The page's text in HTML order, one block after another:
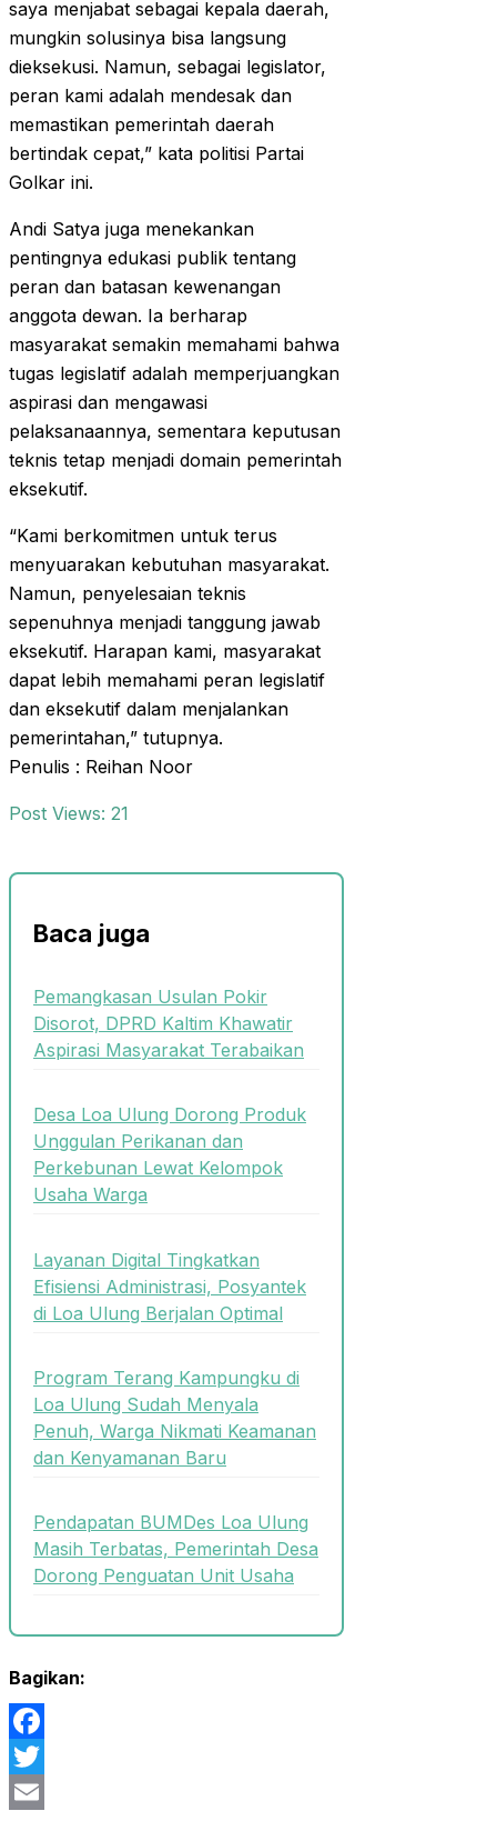
saya menjabat sebagai kepala daerah,
mungkin solusinya bisa langsung
dieksekusi. Namun, sebagai legislator,
peran kami adalah mendesak dan
memastikan pemerintah daerah
bertindak cepat,” kata politisi Partai
Golkar ini.
Andi Satya juga menekankan
pentingnya edukasi publik tentang
peran dan batasan kewenangan
anggota dewan. Ia berharap
masyarakat semakin memahami bahwa
tugas legislatif adalah memperjuangkan
aspirasi dan mengawasi
pelaksanaannya, sementara keputusan
teknis tetap menjadi domain pemerintah
eksekutif.
“Kami berkomitmen untuk terus
menyuarakan kebutuhan masyarakat.
Namun, penyelesaian teknis
sepenuhnya menjadi tanggung jawab
eksekutif. Harapan kami, masyarakat
dapat lebih memahami peran legislatif
dan eksekutif dalam menjalankan
pemerintahan,” tutupnya.
Penulis : Reihan Noor
Post Views: 21
Baca juga
Pemangkasan Usulan Pokir
Disorot, DPRD Kaltim Khawatir
Aspirasi Masyarakat Terabaikan
Desa Loa Ulung Dorong Produk
Unggulan Perikanan dan
Perkebunan Lewat Kelompok
Usaha Warga
Layanan Digital Tingkatkan
Efisiensi Administrasi, Posyantek
di Loa Ulung Berjalan Optimal
Program Terang Kampungku di
Loa Ulung Sudah Menyala
Penuh, Warga Nikmati Keamanan
dan Kenyamanan Baru
Pendapatan BUMDes Loa Ulung
Masih Terbatas, Pemerintah Desa
Dorong Penguatan Unit Usaha
Bagikan:
Facebook
Twitter